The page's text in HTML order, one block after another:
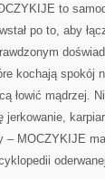
to
po to, aby
kochają spokój
łowić mądrzej.
jerkowanie,
MOCZYKIJE